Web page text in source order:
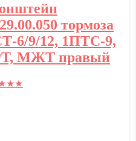
тормоза
6/9/12, 1ПТС-9,
МЖТ правый
★★